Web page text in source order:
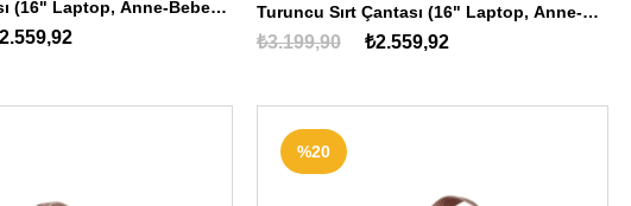
(16" Laptop, Anne-Bebek,
Turuncu Sırt Çantası (16" Laptop, Anne-
Bebek, Seyahat)₺2.559,92
₺3.199,90
%20